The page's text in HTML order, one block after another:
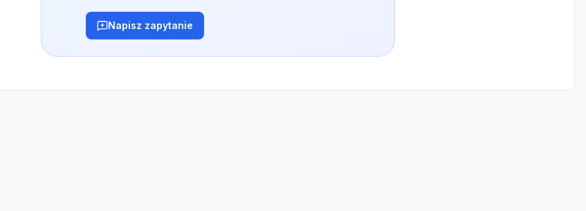
Napisz zapytanie